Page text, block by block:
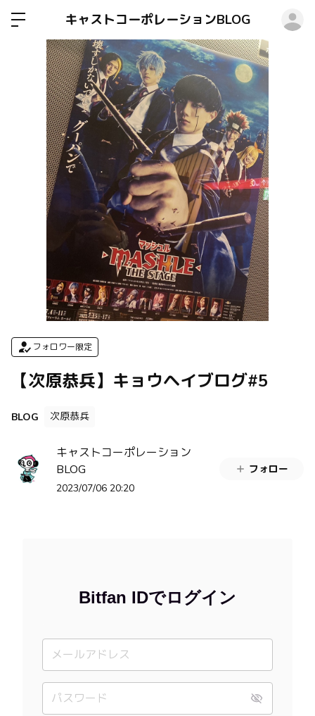
キャストコーポレーションBLOG
フォロワー限定
【次原恭兵】キョウヘイブログ#5
BLOG 次原恭兵
キャストコーポレーション
BLOG
2023/07/06 20:20
フォロー
Bitfan IDでログイン